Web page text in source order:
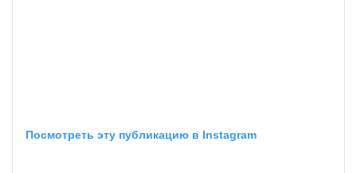
Посмотреть эту публикацию в Instagram